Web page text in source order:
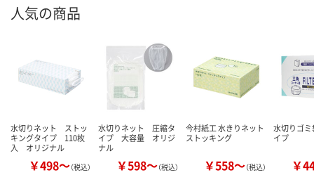
人気の商品
水切りネット ストッ
キングタイプ 110枚
入 オリジナル
￥498～（税込）
水切りネット 圧縮タ
イプ 大容量 オリジ
ナル
￥598～（税込）
今村紙工 水きりネット
ストッキング
￥558～（税込）
水切りゴ
イプ
￥